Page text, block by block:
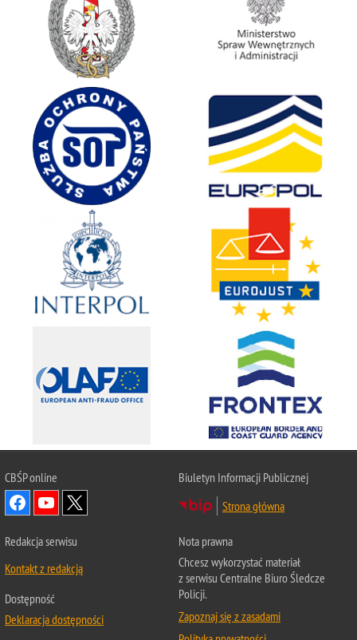
CBŚPonline
Biuletyn Informacji Publicznej
Strona główna
Redakcja serwisu
Kontakt z redakcją
Dostępność
Deklaracja dostępności
Nota prawna
Chcesz wykorzystać materiał
z serwisu Centralne Biuro Śledcze
Policji.
Zapoznaj się z zasadami